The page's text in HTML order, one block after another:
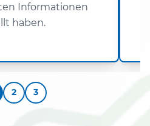
Informationen
haben.
2 3